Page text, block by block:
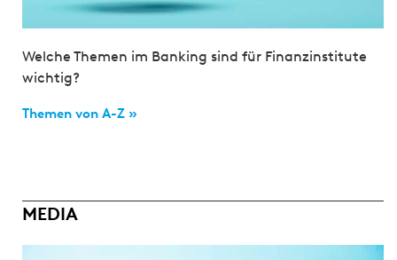
Welche Themen im Banking sind für Finanzinstitute
wichtig?
Themen von A-Z »
MEDIA